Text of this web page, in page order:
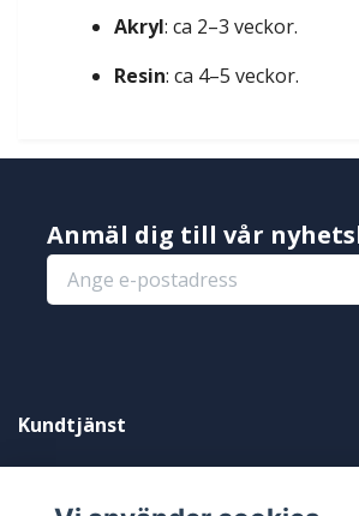
Akryl: ca 2–3 veckor.
Resin: ca 4–5 veckor.
Anmäl dig till vår
Kundtjänst